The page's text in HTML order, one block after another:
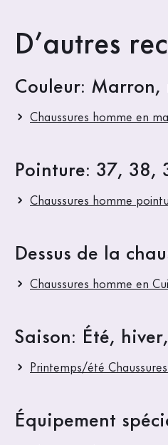
D’autres
Couleur: Marron,
Chaussures homme en
Pointure: 37, 38,
Chaussures homme
Dessus de la
Chaussures homme en
Saison: Été,
Printemps/été
Équipement